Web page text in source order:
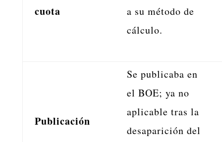
cuota
a su método de
cálculo.
Publicación
Se publicaba en
el BOE; ya no
aplicable tras la
desaparición del